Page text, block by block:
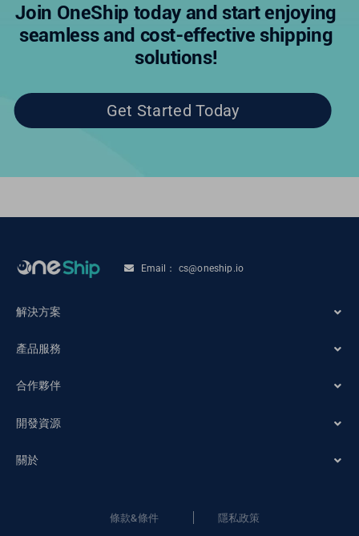
Join OneShip today and start enjoying
seamless and cost-effective shipping
solutions!
Get Started Today
Email： cs@oneship.io
解決方案
電商商家
產品服務
系統自動化
合作夥伴
電子商務合作夥伴
開發資源
訂單追蹤
關於
條款&條件 隱私政策